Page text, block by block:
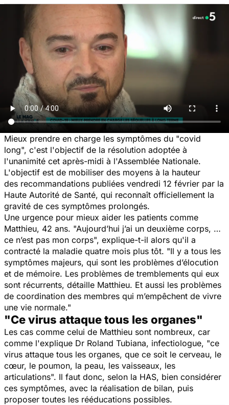
Mieux prendre en charge les symptômes du "covid
long", c'est l'objectif de la résolution adoptée à
l'unanimité cet après-midi à l'Assemblée Nationale.
L'objectif est de mobiliser des moyens à la hauteur
des recommandations publiées vendredi 12 février par la
Haute Autorité de Santé, qui reconnaît officiellement la
gravité de ces symptômes prolongés.
Une urgence pour mieux aider les patients comme
Matthieu, 42 ans. "Aujourd’hui j’ai un deuxième corps, …
ce n’est pas mon corps", explique-t-il alors qu'il a
contracté la maladie quatre mois plus tôt. "Il y a tous les
symptômes majeurs, qui sont les problèmes d’élocution
et de mémoire. Les problèmes de tremblements qui eux
sont récurrents, détaille Matthieu. Et aussi les problèmes
de coordination des membres qui m’empêchent de vivre
une vie normale."
"Ce virus attaque tous les organes"
Les cas comme celui de Matthieu sont nombreux, car
comme l'explique Dr Roland Tubiana, infectiologue, "ce
virus attaque tous les organes, que ce soit le cerveau, le
cœur, le poumon, la peau, les vaisseaux, les
articulations". Il faut donc, selon la HAS, bien considérer
ces symptômes, avec la réalisation de bilan, puis
proposer toutes les rééducations possibles.